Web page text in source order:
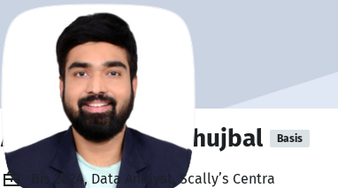
Akshay Ganesh Bhujbal Basis
Bis 2024, Data Analyst, Scally’s Centra